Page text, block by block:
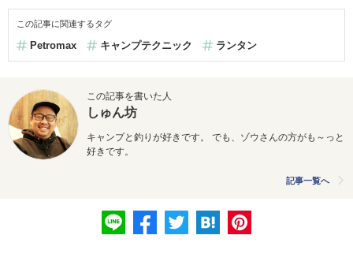
この記事に関連するタグ
Petromax キャンプテクニック ランタン
この記事を書いた人
しゅん坊
キャンプと釣りが好きです。 でも、ゾウさんの方がも～っと
好きです。
記事一覧へ